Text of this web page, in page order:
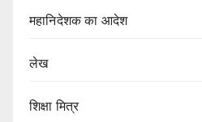
महानिदेशक का आदेश
लेख
शिक्षा मित्र